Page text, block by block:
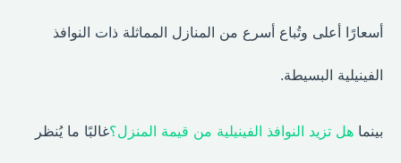
أسعارًا أعلى وتُباع أسرع من المنازل المماثلة ذات النوافذ
الفينيلية البسيطة.
بينماهل تزيد النوافذ الفينيلية من قيمة المنزل؟ غالبًا ما يُنظر